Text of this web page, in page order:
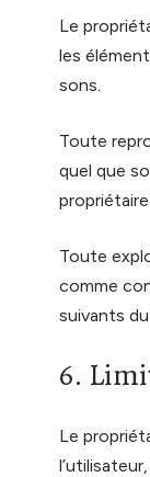
Le
les
sons.
Toute
quel que
Toute
comme
suivants
6.
Le